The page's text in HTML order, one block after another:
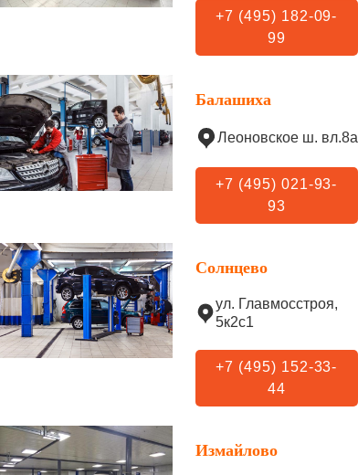
+7 (495) 182-09-
99
Балашиха
Леоновское ш. вл.8а
+7 (495) 021-93-
93
Солнцево
ул. Главмосстроя,
5к2с1
+7 (495) 152-33-
44
Измайлово